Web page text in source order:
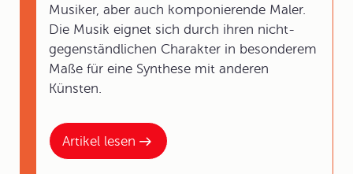
Artikel lesen
Musiker, aber auch komponierende Maler.
Die Musik eignet sich durch ihren nicht-
gegenständlichen Charakter in besonderem
Maße für eine Synthese mit anderen
Künsten.